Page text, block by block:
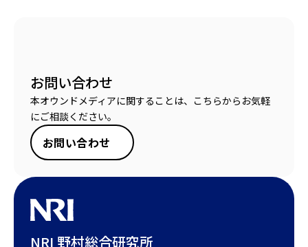
お問い合わせ
本オウンドメディアに関することは、こちらからお気軽
にご相談ください。
お問い合わせ
NRI 野村総合研究所